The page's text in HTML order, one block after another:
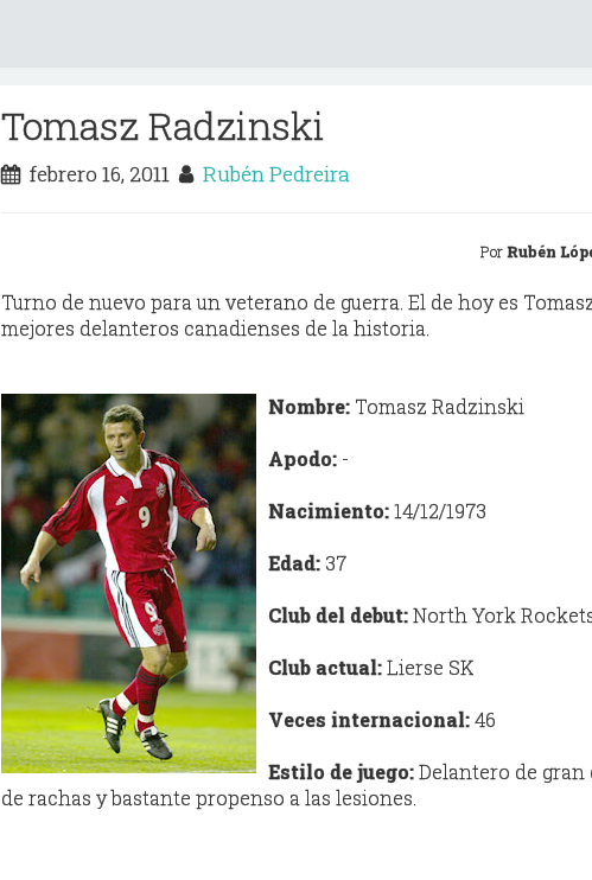
Tomasz Radzinski
febrero 16, 2011 Rubén Pedreira
PorRubén
Turno de nuevo para un veterano de guerra. El de hoy es
mejores delanteros canadienses de la historia.
Nombre: Tomasz Radzinski
Apodo: -
Nacimiento:14/12/1973
Edad: 37
Club deldebut:North York
Club actual:Lierse SK
Veces internacional:46
Estilo de juego:Delantero de
de rachas y bastante propenso a las lesiones.